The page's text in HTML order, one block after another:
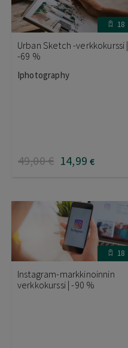
18
Urban Sketch -verkkokurssi |
-69 %
Iphotography
49,00€ 14,99 €
18
Instagram-markkinoinnin
verkkokurssi | -90 %